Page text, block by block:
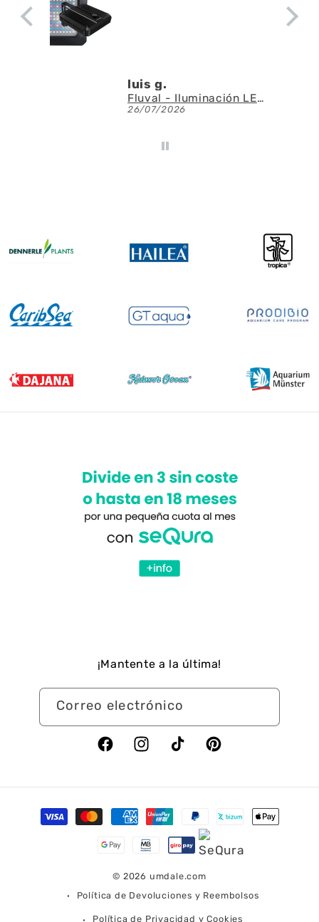
luis g.
Fluval - Iluminación LED Nano Reef 4.0 de 25W
26/07/2026
¡Mantente a la última!
Correo electrónico
FacebookInstagramTikTok Pinterest
Formas
de
© 2026 umdale.com
Política de Devoluciones y Reembolsos
Política de Privacidad y Cookies